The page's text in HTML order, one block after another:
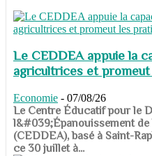
Le CEDDEA appuie la
agricultrices et promeut
Economie - 07/08/26
​​​​​​​Le Centre Éducatif pour le
l&#039;Épanouissement
(CEDDEA), basé à Saint-
ce 30 juillet à...